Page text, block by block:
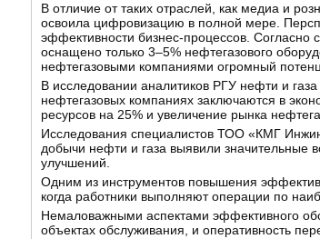
В отличие от таких отраслей, как медиа и
освоила цифровизацию в полной мере.
эффективности бизнес-процессов.
оснащено только 3–5% нефтегазового
нефтегазовыми компаниями огромный
В исследовании аналитиков РГУ нефти и
нефтегазовых компаниях заключаются в
ресурсов на 25% и увеличение рынка
Исследования специалистов ТОО «КМГ
добычи нефти и газа выявили значительные
улучшений.
Одним из инструментов повышения
когда работники выполняют операции по
Немаловажными аспектами эффективного
объектах обслуживания, и оперативность